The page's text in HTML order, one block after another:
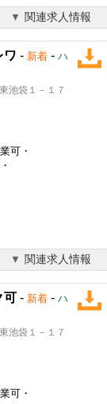
関連求人情報
ワ - 新着 - ハ
池袋１－１７
可・
関連求人情報
可 - 新着 - ハ
池袋１－１７
可・